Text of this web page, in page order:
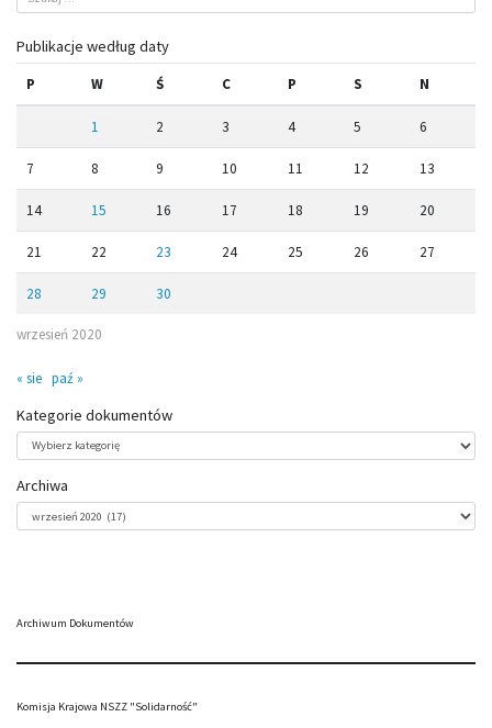
Publikacje według daty
wrzesień 2020
P W Ś C P S N
1 2 3 4 5 6
7 8 9 10 11 12 13
14 15 16 17 18 19 20
21 22 23 24 25 26 27
28 29 30
« sie paź »
Kategorie dokumentów
Kategorie
dokumentów
Archiwa
Archiwum Dokumentów
Komisja Krajowa NSZZ "Solidarność"